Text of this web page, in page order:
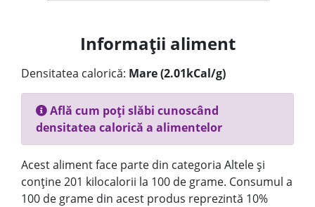
Informații aliment
Densitatea calorică: Mare (2.01kCal/g)
Află cum poți slăbi cunoscând
densitatea calorică a alimentelor
Acest aliment face parte din categoria Altele și
conține 201 kilocalorii la 100 de grame. Consumul a
100 de grame din acest produs reprezintă 10%